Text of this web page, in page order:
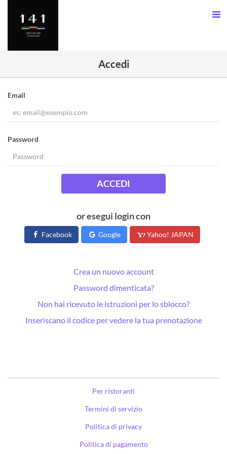
Accedi
Email
Password
ACCEDI
or esegui login con
Facebook Google Yahoo! JAPAN
Crea un nuovo account
Password dimenticata?
Non hai ricevuto le istruzioni per lo sblocco?
Inseriscano il codice per vedere la tua prenotazione
Per ristoranti
Termini di servizio
Politica di privacy
Politica di pagamento